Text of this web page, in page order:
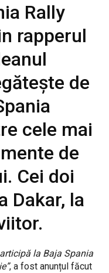
Rally
rapperul
de
cele mai
de
Cei doi
Dakar, la
la Baja Spania
, a fost anunțul făcut